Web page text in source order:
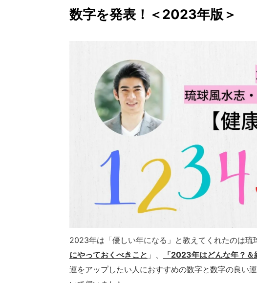
数字を発表！＜2023年版＞
2023年は「優しい年になる」と教えてくれたのは琉
にやっておくべきこと 」、 「2023年はどんな年？＆
運をアップしたい人におすすめの数字と数字の良い